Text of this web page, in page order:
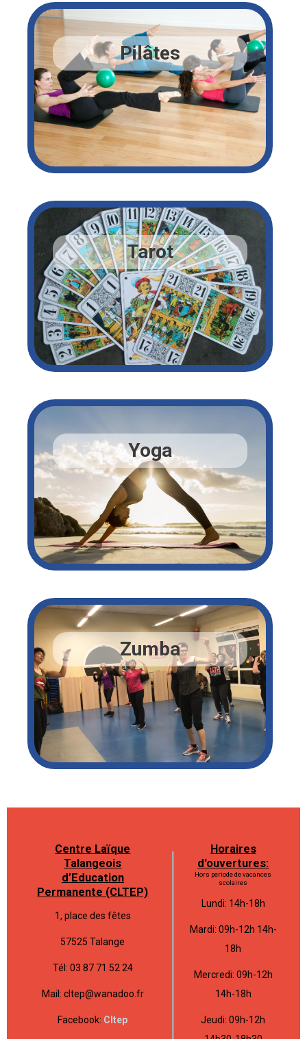
Centre Laïque
Talangeois
d’Education
Permanente (CLTEP)
1, place des fêtes
57525 Talange
Tél: 03 87 71 52 24
Mail: cltep@wanadoo.fr
Facebook: Cltep
Horaires
d'ouvertures:
Hors periode de vacances
scolaires
Lundi: 14h-18h
Mardi: 09h-12h 14h-
18h
Mercredi: 09h-12h
14h-18h
Jeudi: 09h-12h
Pilâtes
Tarot
Yoga
Zumba